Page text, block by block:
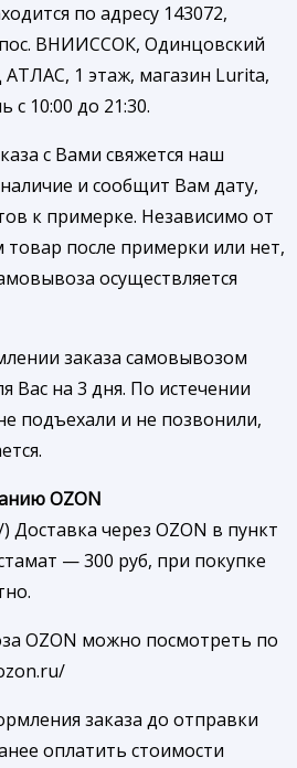
по адресу 143072,
пос. ВНИИССОК, Одинцовский
АТЛАС, 1 этаж, магазин Lurita,
с 10:00 до 21:30.
с Вами свяжется наш
и сообщит Вам дату,
к примерке. Независимо от
после примерки или нет,
осуществляется
заказа самовывозом
Вас на 3 дня. По истечении
подъехали и не позвонили,
OZON
через OZON в пункт
— 300 руб, при покупке
OZON можно посмотреть по
заказа до отправки
оплатить стоимости